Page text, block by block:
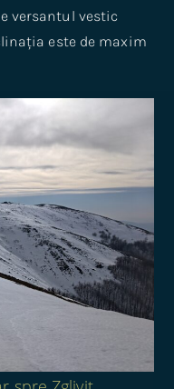
versantul vestic
este de maxim